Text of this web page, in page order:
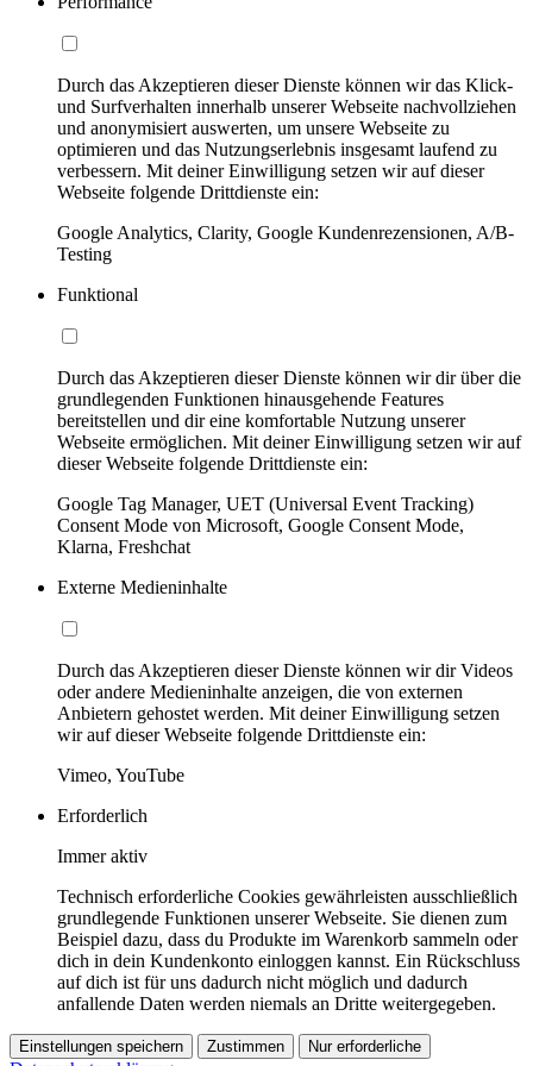
Durch das Akzeptieren dieser Dienste können wir das Klick-
und Surfverhalten innerhalb unserer Webseite nachvollziehen
und anonymisiert auswerten, um unsere Webseite zu
optimieren und das Nutzungserlebnis insgesamt laufend zu
verbessern. Mit deiner Einwilligung setzen wir auf dieser
Webseite folgende Drittdienste ein:
Google Analytics, Clarity, Google Kundenrezensionen, A/B-
Testing
Funktional
Durch das Akzeptieren dieser Dienste können wir dir über die
grundlegenden Funktionen hinausgehende Features
bereitstellen und dir eine komfortable Nutzung unserer
Webseite ermöglichen. Mit deiner Einwilligung setzen wir auf
dieser Webseite folgende Drittdienste ein:
Google Tag Manager, UET (Universal Event Tracking)
Consent Mode von Microsoft, Google Consent Mode,
Klarna, Freshchat
Externe Medieninhalte
Durch das Akzeptieren dieser Dienste können wir dir Videos
oder andere Medieninhalte anzeigen, die von externen
Anbietern gehostet werden. Mit deiner Einwilligung setzen
wir auf dieser Webseite folgende Drittdienste ein:
Vimeo, YouTube
Erforderlich
Immer aktiv
Technisch erforderliche Cookies gewährleisten ausschließlich
grundlegende Funktionen unserer Webseite. Sie dienen zum
Beispiel dazu, dass du Produkte im Warenkorb sammeln oder
dich in dein Kundenkonto einloggen kannst. Ein Rückschluss
auf dich ist für uns dadurch nicht möglich und dadurch
anfallende Daten werden niemals an Dritte weitergegeben.
Einstellungen speichern Zustimmen Nur erforderliche